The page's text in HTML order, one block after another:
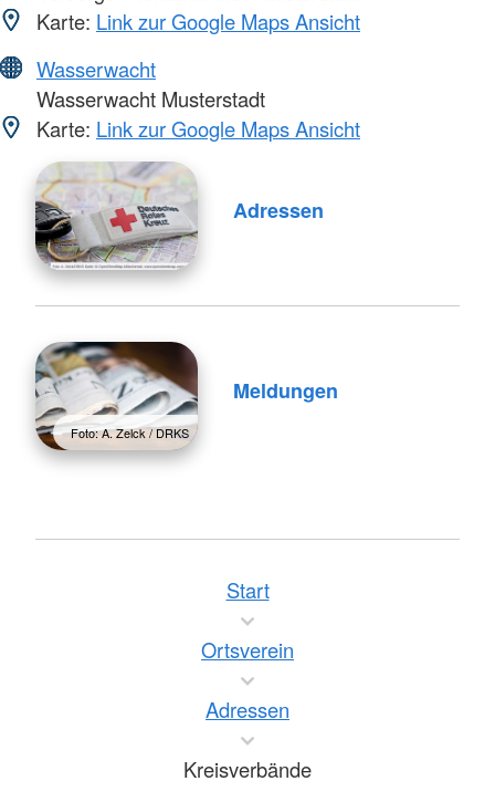
Karte: Link zur Google Maps Ansicht
Wasserwacht
Wasserwacht Musterstadt
Karte: Link zur Google Maps Ansicht
Adressen
Foto: A. Zelck / DRKS
Meldungen
Start
Ortsverein
Adressen
Kreisverbände